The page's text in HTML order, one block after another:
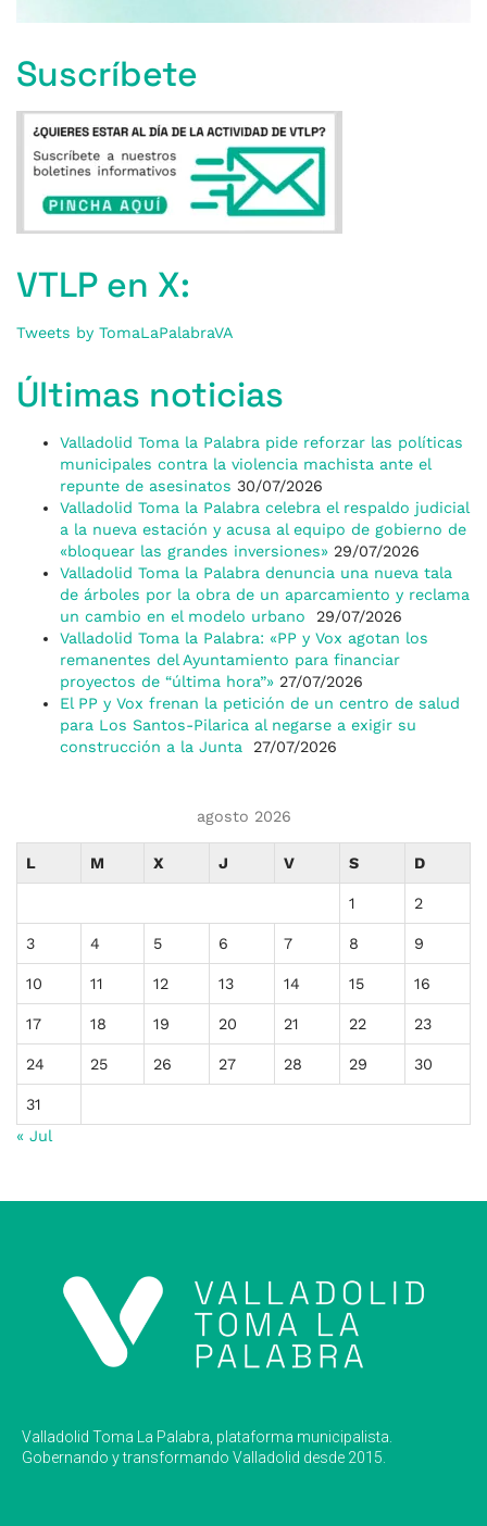
Suscríbete
VTLP en X:
Tweets by TomaLaPalabraVA
Últimas noticias
Valladolid Toma la Palabra pide reforzar las políticas
municipales contra la violencia machista ante el
repunte de asesinatos 30/07/2026
Valladolid Toma la Palabra celebra el respaldo judicial
a la nueva estación y acusa al equipo de gobierno de
«bloquear las grandes inversiones» 29/07/2026
Valladolid Toma la Palabra denuncia una nueva tala
de árboles por la obra de un aparcamiento y reclama
un cambio en el modelo urbano
29/07/2026
Valladolid Toma la Palabra: «PP y Vox agotan los
remanentes del Ayuntamiento para financiar
proyectos de “última hora”» 27/07/2026
El PP y Vox frenan la petición de un centro de salud
para Los Santos-Pilarica al negarse a exigir su
construcción a la Junta
27/07/2026
agosto 2026
L M X J V S D
1 2
3 4 5 6 7 8 9
10 11 12 13 14 15 16
17 18 19 20 21 22 23
24 25 26 27 28 29 30
31
« Jul
Valladolid Toma La Palabra, plataforma municipalista.
Gobernando y transformando Valladolid desde 2015.